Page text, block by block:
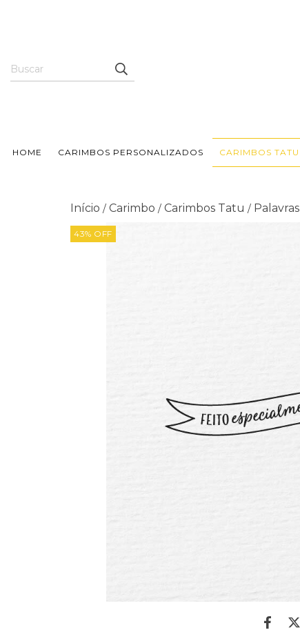
HOME CARIMBOS PERSONALIZADOS CARIMBOS TATU
Início / Carimbo / Carimbos Tatu / Palavras
43% OFF